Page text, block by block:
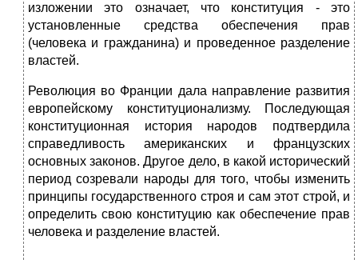
изложении это означает, что конституция - это
установленные средства обеспечения прав
(человека и гражданина) и проведенное разделение
властей.
Революция во Франции дала направление развития
европейскому конституционализму. Последующая
конституционная история народов подтвердила
справедливость американских и французских
основных законов. Другое дело, в какой исторический
период созревали народы для того, чтобы изменить
принципы государственного строя и сам этот строй, и
определить свою конституцию как обеспечение прав
человека и разделение властей.